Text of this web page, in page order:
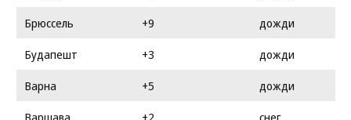
Брюссель
+9
дожди
Будапешт
+3
дожди
Варна
+5
дожди
Варшава
+2
снег